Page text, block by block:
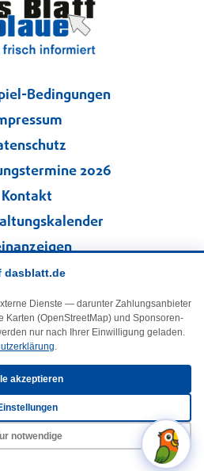
Bedingungen
2026
Kontakt
Sie uns!
E-Mail
dasblatt.de
Dienste — darunter Zahlungsanbieter
Karten (OpenStreetMap) und Sponsoren-
nur nach Ihrer Einwilligung geladen.
.
akzeptieren
notwendige